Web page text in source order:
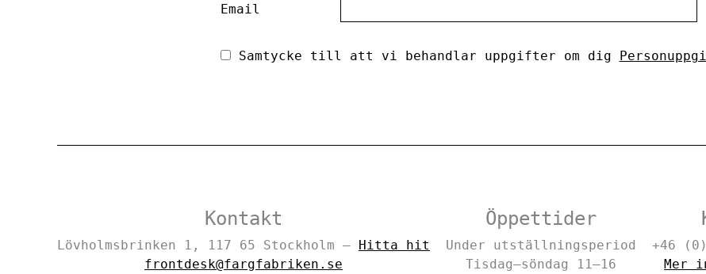
Email
Samtycke till att vi behandlar uppgifter om dig
Kontakt
Lövholmsbrinken 1, 117 65 Stockholm – Hitta hit
frontdesk@fargfabriken.se
Öppettider
Under utställningsperiod
Tisdag–söndag 11–16
+46
Mer